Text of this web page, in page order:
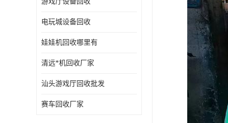
电玩城设备回收
娃娃机回收哪里有
清远*机回收厂家
汕头游戏厅回收批发
赛车回收厂家